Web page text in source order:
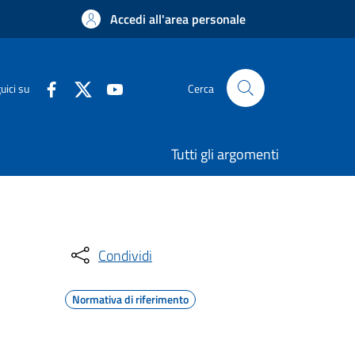
Accedi all'area personale
su Cerca
Tutti gli argomenti
Condividi
Normativa di riferimento